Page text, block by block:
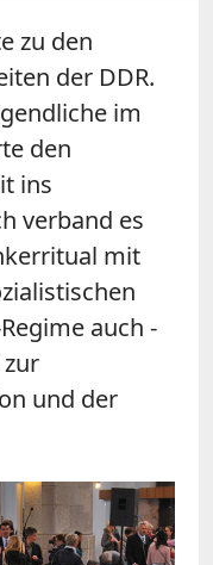
zu den
der DDR.
im
den
ins
verband es
mit
auch -
und der